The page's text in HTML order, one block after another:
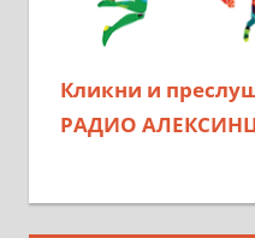
Кликни и
РАДИО